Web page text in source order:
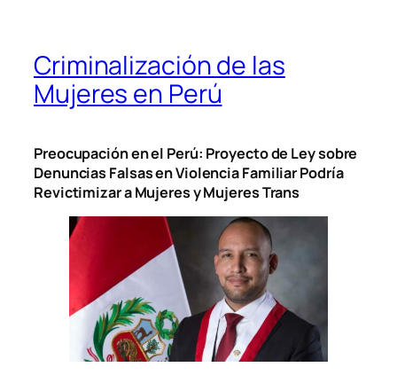
Criminalización de las
Mujeres en Perú
Preocupación en el Perú: Proyecto de Ley sobre
Denuncias Falsas en Violencia Familiar Podría
Revictimizar a Mujeres y Mujeres Trans